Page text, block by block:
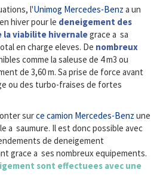
l'Unimog Mercedes-Benz a un
hiver pour le deneigement des
la viabilite hivernalegrace a sa
en charge eleves. De nombreux
comme la saleuse de 4 m3 ou
de 3,60 m. Sa prise de force avant
ou des turbo-fraises de fortes
surce camion Mercedes-Benz une
a saumure. Il est donc possible avec
de deneigement
grace a ses nombreux equipements.
sont effectuees avec une